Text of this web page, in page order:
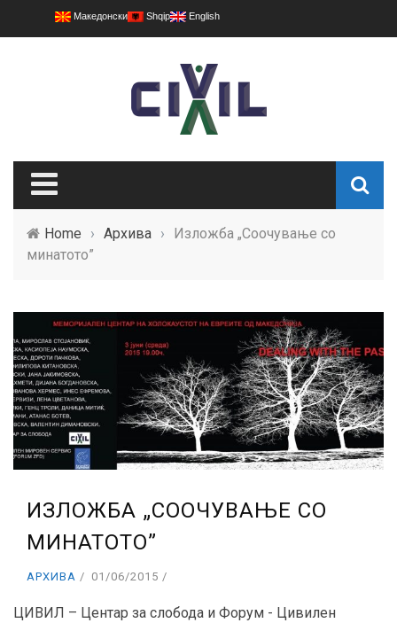
Македонски Shqip English
Home › Архива ›
Изложба „Соочување со
минатото”
ИЗЛОЖБА „СООЧУВАЊЕ СО
МИНАТОТО”
АРХИВА 01/06/2015
ЦИВИЛ – Центар за слобода и Форум - Цивилен